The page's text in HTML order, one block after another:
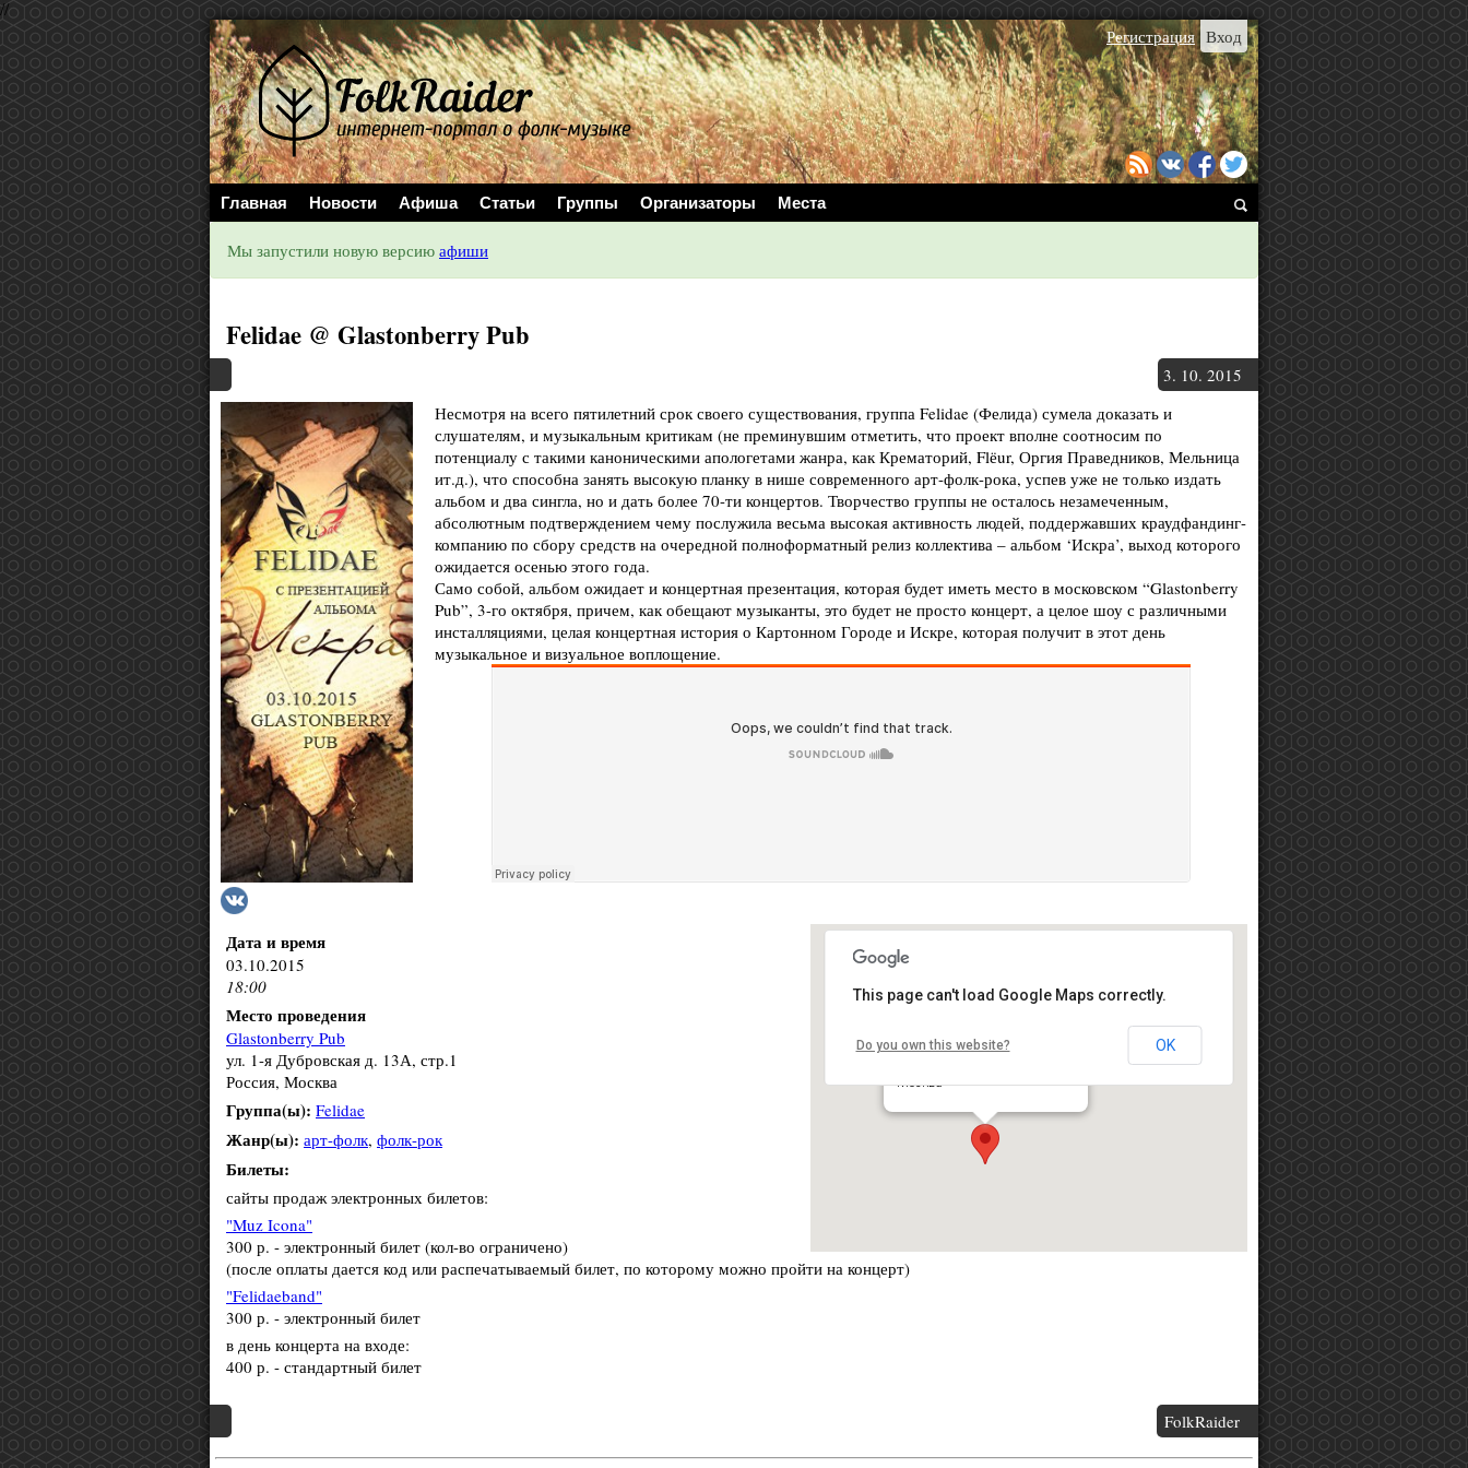
//
Вход
Регистрация
Главная Новости Афиша Статьи Группы Организаторы Места
Мы запустили новую версию афиши
Felidae @ Glastonberry Pub
3. 10. 2015
Несмотря на всего пятилетний срок своего существования, группа Felidae (Фелида) сумела доказать и
слушателям, и музыкальным критикам (не преминувшим отметить, что проект вполне соотносим по
потенциалу с такими каноническими апологетами жанра, как Крематорий, Flёur, Оргия Праведников, Мельница
ит.д.), что способна занять высокую планку в нише современного арт-фолк-рока, успев уже не только издать
альбом и два сингла, но и дать более 70-ти концертов. Творчество группы не осталось незамеченным,
абсолютным подтверждением чему послужила весьма высокая активность людей, поддержавших краудфандинг-
компанию по сбору средств на очередной полноформатный релиз коллектива – альбом ‘Искра’, выход которого
ожидается осенью этого года.
Само собой, альбом ожидает и концертная презентация, которая будет иметь место в московском “Glastonberry
Pub”, 3-го октября, причем, как обещают музыканты, это будет не просто концерт, а целое шоу с различными
инсталляциями, целая концертная история о Картонном Городе и Искре, которая получит в этот день
музыкальное и визуальное воплощение.
Glastonberry Pub
Москва
This page can't load Google Maps correctly.
Do you own this website? OK
Дата и время
03.10.2015
18:00
Место проведения
Glastonberry Pub
ул. 1-я Дубровская д. 13А, стр.1
Россия, Москва
Группа(ы): Felidae
Жанр(ы): арт-фолк, фолк-рок
Билеты:
сайты продаж электронных билетов:
"Muz Icona"
300 р. - электронный билет (кол-во ограничено)
(после оплаты дается код или распечатываемый билет, по которому можно пройти на концерт)
"Felidaeband"
300 р. - электронный билет
в день концерта на входе:
400 р. - стандартный билет
FolkRaider